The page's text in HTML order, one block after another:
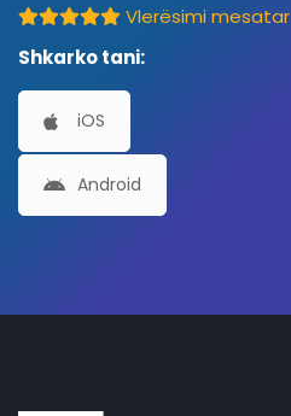
Vlerësimi mesatar
Shkarko tani:
iOS
Android